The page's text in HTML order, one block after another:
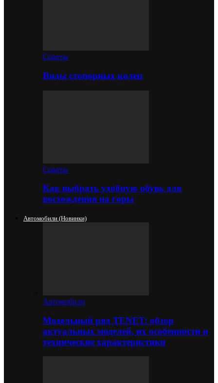
Советы
Виды стопорных колец
Советы
Как выбрать удобную обувь для
восхождения на горы
Автомобили (новинки)
Автомобили
Модельный ряд TENET: обзор
актуальных моделей, их особенности и
технические характеристики